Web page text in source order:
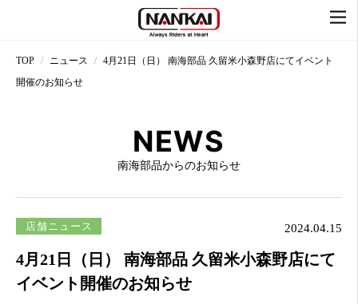
TOP ニュース
4月21日（日） 南海部品 久留米小森野店にてイベント
開催のお知らせ
NEWS
南海部品からのお知らせ
店舗ニュース 2024.04.15
4月21日（日） 南海部品 久留米小森野店にて
イベント開催のお知らせ